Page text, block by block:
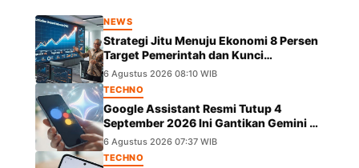
NEWS
Strategi Jitu Menuju Ekonomi 8 Persen
Target Pemerintah dan Kunci
Pertumbuhannya
6 Agustus 2026 08:10 WIB
TECHNO
Google Assistant Resmi Tutup 4
September 2026 Ini Gantikan Gemini di
Android
6 Agustus 2026 07:37 WIB
TECHNO